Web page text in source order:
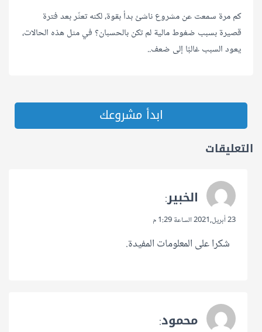
كم مرة سمعت عن مشروع ناشئ بدأ بقوة، لكنه تعثّر بعد فترة
قصيرة بسبب ضغوط مالية لم تكن بالحسبان؟ في مثل هذه الحالات،
يعود السبب غالبًا إلى ضعف..
ابدأ مشروعك
التعليقات
الخبير:
23 أبريل,2021 الساعة 1:29 م
شكرا على المعلومات المفيدة.
محمود: